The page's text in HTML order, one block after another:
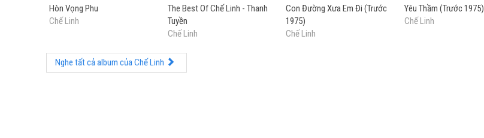
Hòn Vọng Phu
Chế Linh
The Best Of Chế Linh - Thanh
Tuyền
Chế Linh
Con Đường Xưa Em Đi (Trước
1975)
Chế Linh
Yêu Thầm (Trước 1975)
Chế Linh
Nghe tất cả album của Chế Linh